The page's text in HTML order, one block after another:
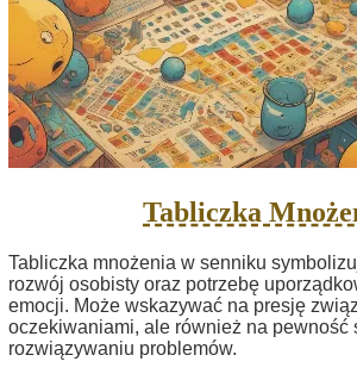
Tabliczka
Tabliczka mnożenia w senniku
rozwój osobisty oraz potrzebę
emocji. Może wskazywać na presję
oczekiwaniami, ale również na pewność
rozwiązywaniu problemów.